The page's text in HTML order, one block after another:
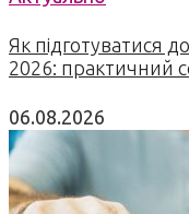
Як підготуватися
2026: практичний
06.08.2026